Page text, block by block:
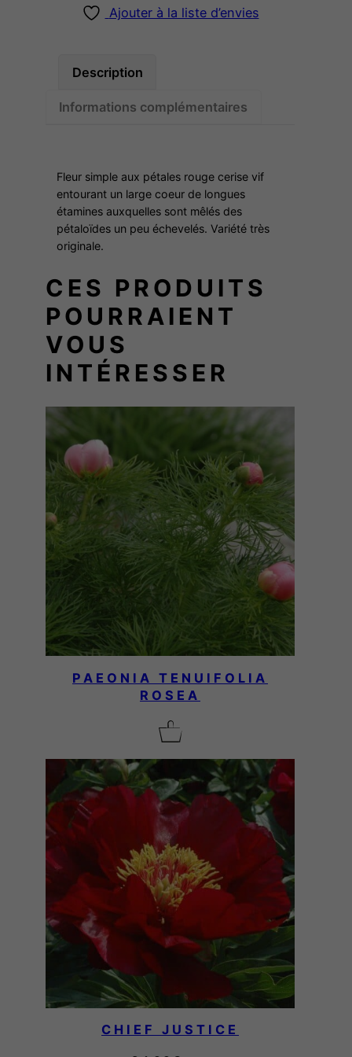
Ajouter à la liste d’envies
Description
Informations complémentaires
Fleur simple aux pétales rouge cerise vif
entourant un large coeur de longues
étamines auxquelles sont mêlés des
pétaloïdes un peu échevelés. Variété très
originale.
CES PRODUITS
POURRAIENT
VOUS
INTÉRESSER
PAEONIA TENUIFOLIA
ROSEA
CHIEF JUSTICE